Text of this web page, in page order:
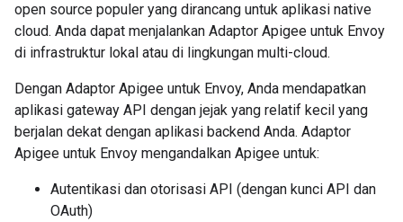
open source populer yang dirancang untuk aplikasi native
cloud. Anda dapat menjalankan Adaptor Apigee untuk Envoy
di infrastruktur lokal atau di lingkungan multi-cloud.
Dengan Adaptor Apigee untuk Envoy, Anda mendapatkan
aplikasi gateway API dengan jejak yang relatif kecil yang
berjalan dekat dengan aplikasi backend Anda. Adaptor
Apigee untuk Envoy mengandalkan Apigee untuk:
Autentikasi dan otorisasi API (dengan kunci API dan
OAuth)